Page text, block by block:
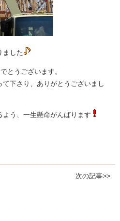
ました
とうございます。
下さり、ありがとうございまし
う、一生懸命がんばります
次の記事>>